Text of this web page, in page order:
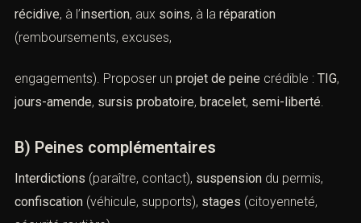
récidive, à l’insertion, aux soins, à la réparation
(remboursements, excuses,
engagements). Proposer un projet de peine crédible : TIG,
jours-amende, sursis probatoire, bracelet, semi-liberté.
B) Peines complémentaires
Interdictions (paraître, contact), suspension du permis,
confiscation (véhicule, supports), stages (citoyenneté,